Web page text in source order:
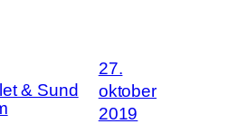
& Sund
27.
oktober
2019